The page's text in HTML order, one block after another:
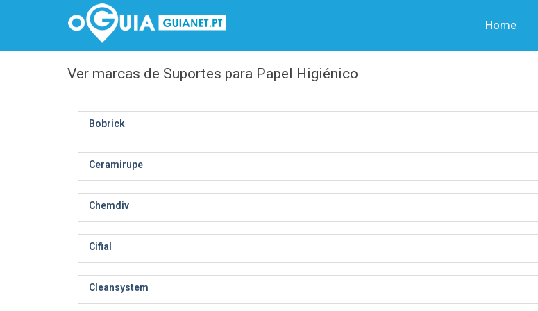
Home
Ver marcas de Suportes para Papel Higiénico
Bobrick
Ceramirupe
Chemdiv
Cifial
Cleansystem